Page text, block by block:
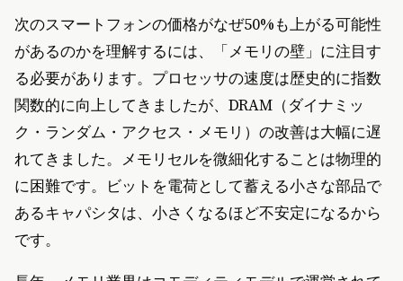
次のスマートフォンの価格がなぜ50%も上がる可能性
があるのかを理解するには、「メモリの壁」に注目す
る必要があります。プロセッサの速度は歴史的に指数
関数的に向上してきましたが、DRAM（ダイナミッ
ク・ランダム・アクセス・メモリ）の改善は大幅に遅
れてきました。メモリセルを微細化することは物理的
に困難です。ビットを電荷として蓄える小さな部品で
あるキャパシタは、小さくなるほど不安定になるから
です。